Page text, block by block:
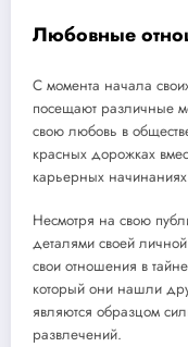
Любовные
С момента начала
посещают различные
свою любовь в
красных дорожках
карьерных
Несмотря на свою
деталями своей
свои отношения в
который они нашли
являются образцом
развлечений.